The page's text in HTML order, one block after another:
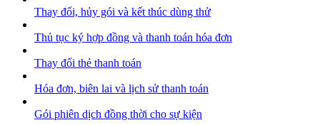
Thay đổi, hủy gói và kết thúc dùng thử
Thủ tục ký hợp đồng và thanh toán hóa đơn
Thay đổi thẻ thanh toán
Hóa đơn, biên lai và lịch sử thanh toán
Gói phiên dịch đồng thời cho sự kiện